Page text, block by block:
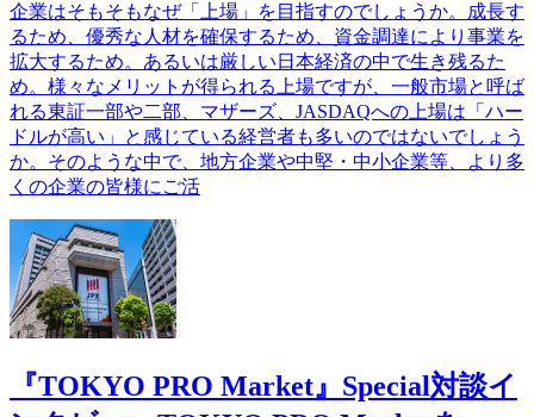
企業はそもそもなぜ「上場」を目指すのでしょうか。成長す
るため、優秀な人材を確保するため、資金調達により事業を
拡大するため。あるいは厳しい日本経済の中で生き残るた
め。様々なメリットが得られる上場ですが、一般市場と呼ば
れる東証一部や二部、マザーズ、JASDAQへの上場は「ハー
ドルが高い」と感じている経営者も多いのではないでしょう
か。そのような中で、地方企業や中堅・中小企業等、より多
くの企業の皆様にご活
『TOKYO PRO Market』Special対談イ